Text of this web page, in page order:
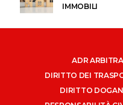
IMMOBILI
ADR
DIRITTO DEI
DIRITTO